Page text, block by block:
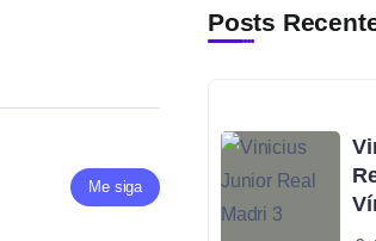
Me siga
Posts